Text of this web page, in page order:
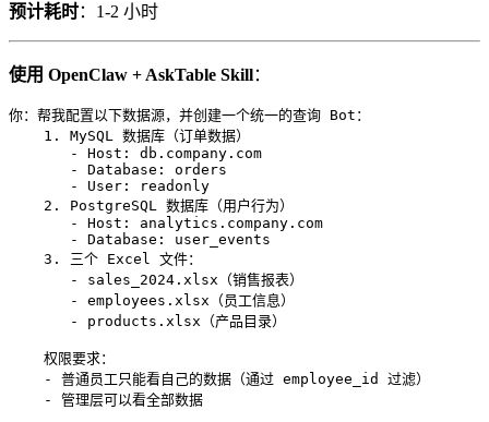
预计耗时：1-2 小时
使用 OpenClaw + AskTable Skill：
你：帮我配置以下数据源，并创建一个统一的查询 Bot：
    1. MySQL 数据库（订单数据）
       - Host: db.company.com
       - Database: orders
       - User: readonly
    2. PostgreSQL 数据库（用户行为）
       - Host: analytics.company.com
       - Database: user_events
    3. 三个 Excel 文件：
       - sales_2024.xlsx（销售报表）
       - employees.xlsx（员工信息）
       - products.xlsx（产品目录）
    权限要求：
    - 普通员工只能看自己的数据（通过 employee_id 过滤）
    - 管理层可以看全部数据